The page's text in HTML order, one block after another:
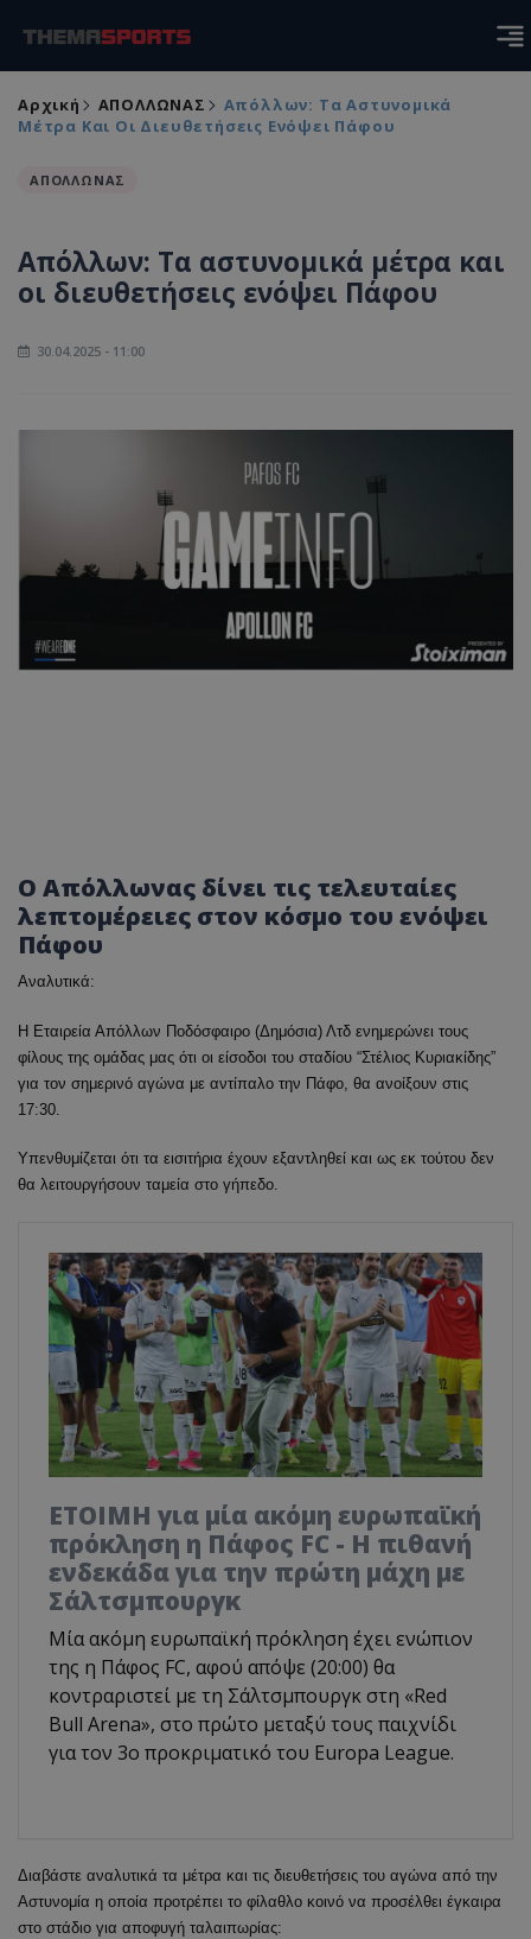
Αρχική ΑΠΟΛΛΩΝΑΣ
Απόλλων: Τα Αστυνομικά
Μέτρα Και Οι Διευθετήσεις Ενόψει Πάφου
ΑΠΟΛΛΩΝΑΣ
Απόλλων: Τα αστυνομικά μέτρα και
οι διευθετήσεις ενόψει Πάφου
30.04.2025 - 11:00
Ο Απόλλωνας δίνει τις τελευταίες
λεπτομέρειες στον κόσμο του ενόψει
Πάφου
Αναλυτικά:
Η Εταιρεία Απόλλων Ποδόσφαιρο (Δημόσια) Λτδ ενημερώνει τους
φίλους της ομάδας μας ότι οι είσοδοι του σταδίου “Στέλιος Κυριακίδης”
για τον σημερινό αγώνα με αντίπαλο την Πάφο, θα ανοίξουν στις
17:30.
Υπενθυμίζεται ότι τα εισιτήρια έχουν εξαντληθεί και ως εκ τούτου δεν
θα λειτουργήσουν ταμεία στο γήπεδο.
ΕΤΟΙΜΗ για μία ακόμη ευρωπαϊκή
πρόκληση η Πάφος FC - Η πιθανή
ενδεκάδα για την πρώτη μάχη με
Σάλτσμπουργκ
Μία ακόμη ευρωπαϊκή πρόκληση έχει ενώπιον
της η Πάφος FC, αφού απόψε (20:00) θα
κοντραριστεί με τη Σάλτσμπουργκ στη «Red
Bull Arena», στο πρώτο μεταξύ τους παιχνίδι
για τον 3ο προκριματικό του Europa League.
Διαβάστε αναλυτικά τα μέτρα και τις διευθετήσεις του αγώνα από την
Αστυνομία η οποία προτρέπει το φίλαθλο κοινό να προσέλθει έγκαιρα
στο στάδιο για αποφυγή ταλαιπωρίας: